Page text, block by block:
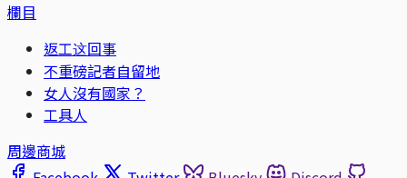
欄目
返工这回事
不重磅記者自留地
女人沒有國家？
工具人
周邊商城